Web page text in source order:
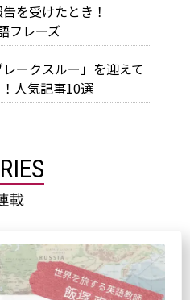
を受けたとき！
フレーズ
レークスルー」を迎えて
！人気記事10選
載